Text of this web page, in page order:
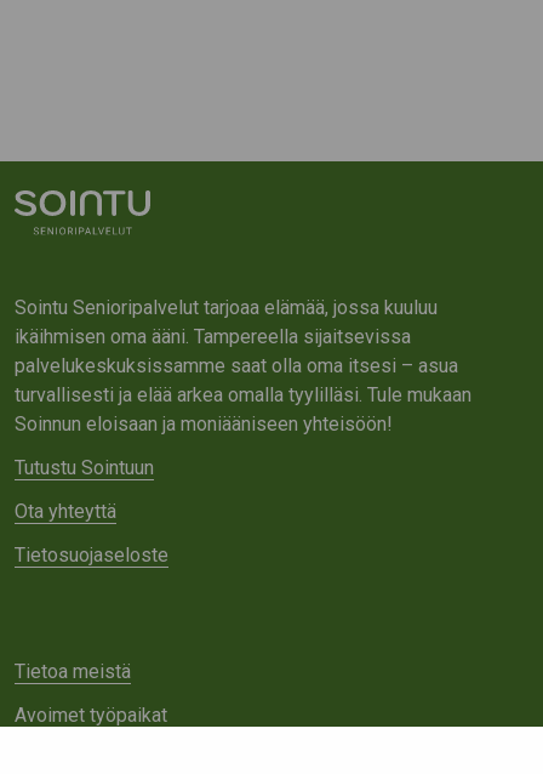
Sointu Senioripalvelut tarjoaa elämää, jossa kuuluu
ikäihmisen oma ääni. Tampereella sijaitsevissa
palvelukeskuksissamme saat olla oma itsesi – asua
turvallisesti ja elää arkea omalla tyylilläsi. Tule mukaan
Soinnun eloisaan ja moniääniseen yhteisöön!
Tutustu Sointuun
Ota yhteyttä
Tietosuojaseloste
Tietoa meistä
Avoimet työpaikat